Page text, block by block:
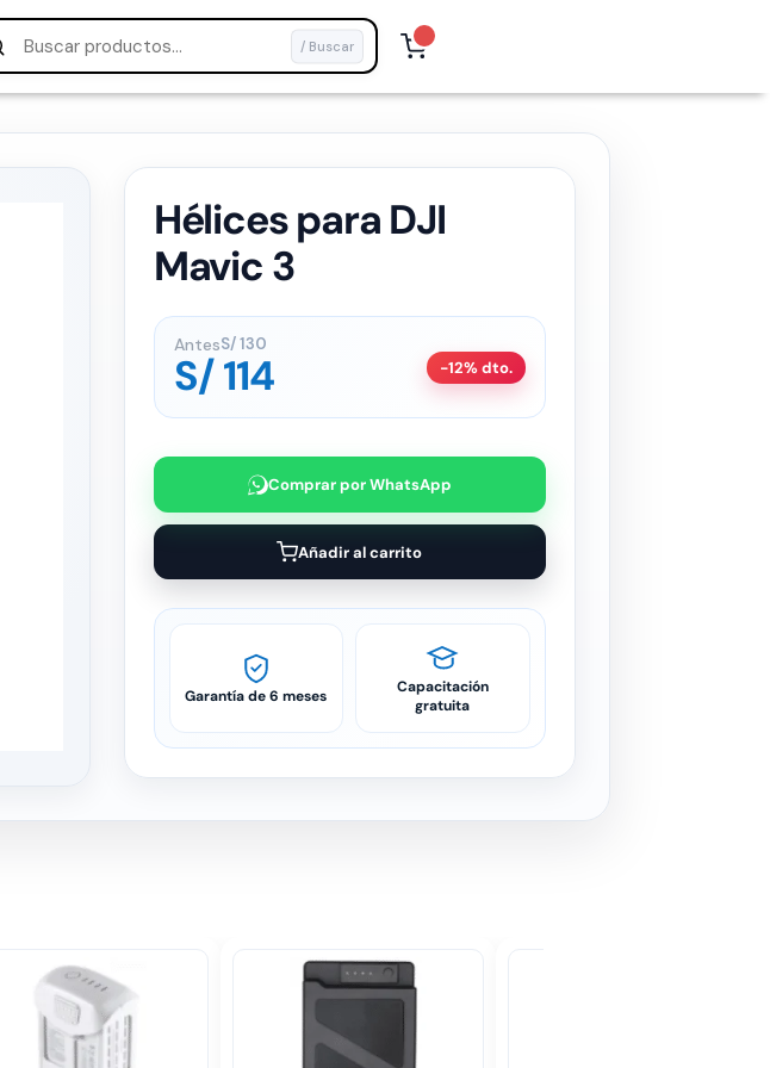
/ Buscar
Hélices para DJI
Mavic 3
AntesS/130
S/114 -12% dto.
Comprar por WhatsApp
Añadir al carrito
Garantía de 6 meses
Capacitación
gratuita